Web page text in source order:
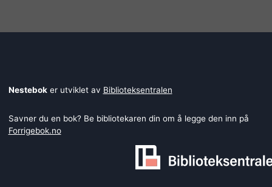
Nesteboker utviklet av Biblioteksentralen
Savner du en bok? Be bibliotekaren din om å legge den inn på
Forrigebok.no